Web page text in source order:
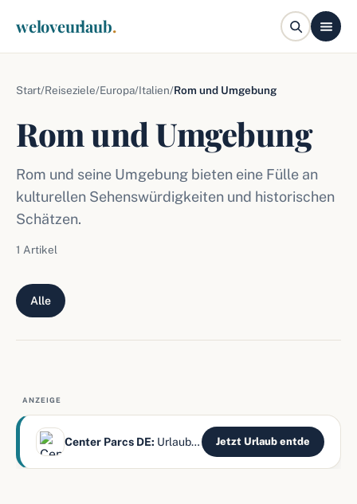
weloveurlaub.
Start/Reiseziele/Europa/Italien/Rom und Umgebung
Rom und Umgebung
Rom und seine Umgebung bieten eine Fülle an
kulturellen Sehenswürdigkeiten und historischen
Schätzen.
1 Artikel
Alle
ANZEIGE
Center Parcs DE: Urlaub mitten im Wald erleben Jetzt Urlaub entde